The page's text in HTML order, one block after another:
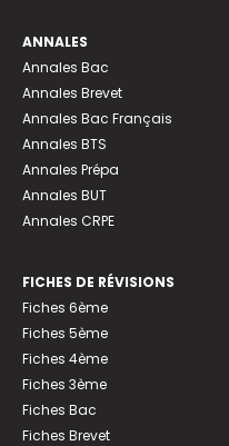
ANNALES
Annales Bac
Annales Brevet
Annales Bac Français
Annales BTS
Annales Prépa
Annales BUT
Annales CRPE
FICHES DE RÉVISIONS
Fiches 6ème
Fiches 5ème
Fiches 4ème
Fiches 3ème
Fiches Bac
Fiches Brevet